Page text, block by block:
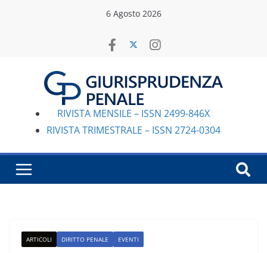
6 Agosto 2026
RIVISTA MENSILE – ISSN 2499-846X
RIVISTA TRIMESTRALE – ISSN 2724-0304
ARTICOLI DIRITTO PENALE EVENTI